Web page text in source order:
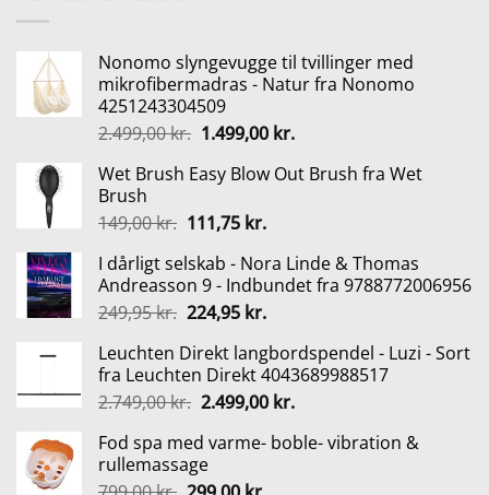
Nonomo slyngevugge til tvillinger med
mikrofibermadras - Natur fra Nonomo
4251243304509
2.499,00kr. Den
pris
2.499,00 kr..
1.499,00 kr.Den
pris
Wet Brush Easy Blow Out Brush fra Wet
Brush
149,00kr. Den
pris
var:
149,00 kr..
111,75 kr.Den
pris
er:
111,75 kr..
I dårligt selskab - Nora Linde & Thomas
Andreasson 9 - Indbundet fra 9788772006956
249,95kr. Den
pris
var:
249,95 kr..
224,95 kr.Den
pris
er:
224,95 kr..
Leuchten Direkt langbordspendel - Luzi - Sort
fra Leuchten Direkt 4043689988517
2.749,00kr. Den
pris
var:
2.499,00 kr.Den
pris
Fod spa med varme- boble- vibration &
rullemassage